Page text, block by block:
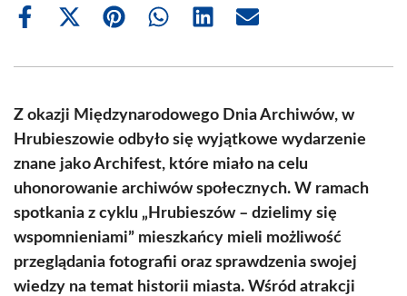
Share
Share
(Twitter)
Share Share Share Share
Z okazji Międzynarodowego Dnia Archiwów, w
Hrubieszowie odbyło się wyjątkowe wydarzenie
znane jako Archifest, które miało na celu
uhonorowanie archiwów społecznych. W ramach
spotkania z cyklu „Hrubieszów – dzielimy się
wspomnieniami” mieszkańcy mieli możliwość
przeglądania fotografii oraz sprawdzenia swojej
wiedzy na temat historii miasta. Wśród atrakcji